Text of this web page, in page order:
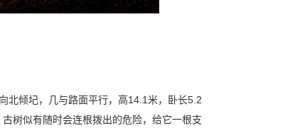
北倾圮，几与路面平行，高14.1米，卧长5.2
树似有随时会连根拨出的危险，给它一根支